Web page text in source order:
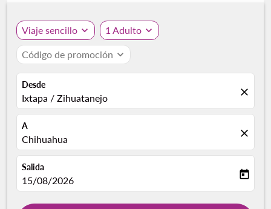
Viaje sencillo expand_more 1 Adulto expand_more
Código de promoción expand_more
Desde
Ixtapa / Zihuatanejo close
A
Chihuahua close
Salida
fc-booking-departure-date-aria-label
15/08/2026 today